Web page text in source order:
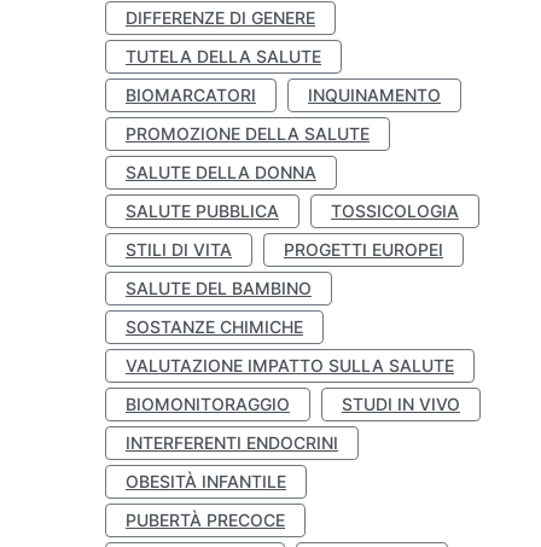
DIFFERENZE DI GENERE
TUTELA DELLA SALUTE
BIOMARCATORI
INQUINAMENTO
PROMOZIONE DELLA SALUTE
SALUTE DELLA DONNA
SALUTE PUBBLICA
TOSSICOLOGIA
STILI DI VITA
PROGETTI EUROPEI
SALUTE DEL BAMBINO
SOSTANZE CHIMICHE
VALUTAZIONE IMPATTO SULLA SALUTE
BIOMONITORAGGIO
STUDI IN VIVO
INTERFERENTI ENDOCRINI
OBESITÀ INFANTILE
PUBERTÀ PRECOCE